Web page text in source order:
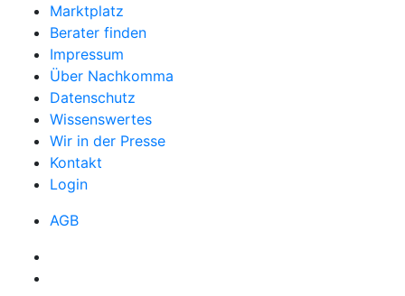
Marktplatz
Berater finden
Impressum
Über Nachkomma
Datenschutz
Wissenswertes
Wir in der Presse
Kontakt
Login
AGB